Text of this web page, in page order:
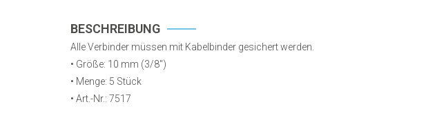
BESCHREIBUNG
Alle Verbinder müssen mit Kabelbinder gesichert werden.
• Größe: 10 mm (3/8″)
• Menge: 5 Stück
• Art.-Nr.: 7517